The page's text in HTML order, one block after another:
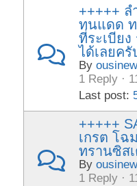
+++++ ล
ทนแดด
ที่ระเบีย
ได้เลยครั
By
1 Reply ·
Last post:
+++++
เกรต โฉ
ทรานซิส
By
1 Reply ·